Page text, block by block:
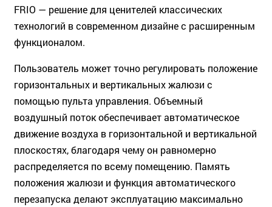
FRIO — решение для ценителей классических
технологий в современном дизайне с расширенным
функционалом.
Пользователь может точно регулировать положение
горизонтальных и вертикальных жалюзи с
помощью пульта управления. Объемный
воздушный поток обеспечивает автоматическое
движение воздуха в горизонтальной и вертикальной
плоскостях, благодаря чему он равномерно
распределяется по всему помещению. Память
положения жалюзи и функция автоматического
перезапуска делают эксплуатацию максимально